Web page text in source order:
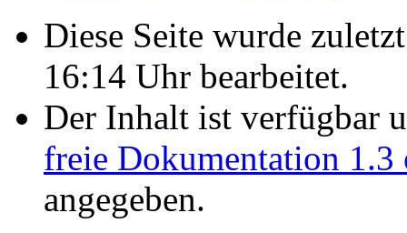
Diese Seite wurde
16:14 Uhr bearbeitet.
Der Inhalt ist verfügbar
freie Dokumentation 1.3
angegeben.